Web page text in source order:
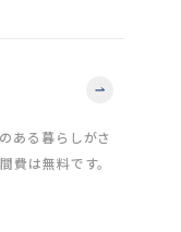
ある暮らしがさ
費は無料です。